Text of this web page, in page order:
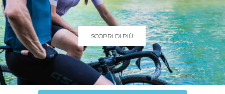
SCOPRI DI PIÙ